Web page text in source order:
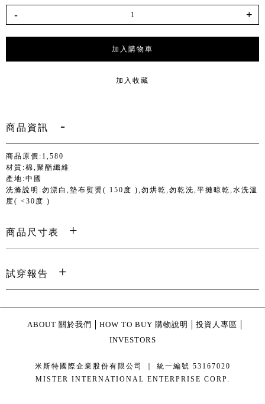
- +
加入購物車
加入收藏
商品資訊
商品原價:1,580
材質:棉,聚酯纖維
產地:中國
洗滌說明:勿漂白,墊布熨燙( 150度 ),勿烘乾,勿乾洗,平攤晾乾,水洗溫
度( <30度 )
商品尺寸表
試穿報告
ABOUT 關於我們 HOW TO BUY 購物說明
投資人專區
INVESTORS
米斯特國際企業股份有限公司 ｜ 統一編號 53167020
MISTER INTERNATIONAL ENTERPRISE CORP.